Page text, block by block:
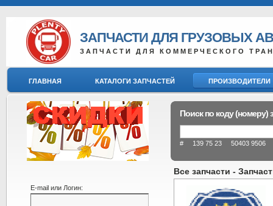
ЗАПЧАСТИ ДЛЯ ГРУЗОВЫХ
ЗАПЧАСТИ ДЛЯ КОММЕРЧЕСКОГО
ГЛАВНАЯ КАТАЛОГИ ЗАПЧАСТЕЙ ПРОИЗВОДИТЕЛИ
Поиск по коду (номеру)
# 139 75 23 50403 9506
Все запчасти -
E-mail или Логин: